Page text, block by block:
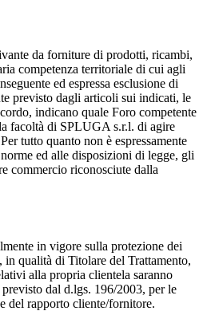
da forniture di prodotti, ricambi,
competenza territoriale di cui agli
ed espressa esclusione di
previsto dagli articoli sui indicati, le
indicano quale Foro competente
facoltà di SPLUGA s.r.l. di agire
tutto quanto non è espressamente
ed alle disposizioni di legge, gli
commercio riconosciute dalla
in vigore sulla protezione dei
qualità di Titolare del Trattamento,
alla propria clientela saranno
dal d.lgs. 196/2003, per le
del rapporto cliente/fornitore.